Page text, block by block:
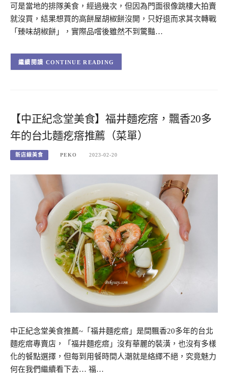
可是當地的排隊美食，經過幾次，但因為門面很像跳樓大拍賣
就沒買，結果想買的高餅屋胡椒餅沒開，只好退而求其次轉戰
「臻味胡椒餅」，實際品嚐後雖然不到驚豔…
CONTINUE READING
【中正紀念堂美食】福井麵疙瘩，飄香20多
年的台北麵疙瘩推薦（菜單）
新店線美食 PEKO 2023-02-20
中正紀念堂美食推薦~「福井麵疙瘩」是間飄香20多年的台北
麵疙瘩專賣店，「福井麵疙瘩」沒有華麗的裝潢，也沒有多樣
化的餐點選擇，但每到用餐時間人潮就是絡繹不絕，究竟魅力
何在我們繼續看下去… 福…